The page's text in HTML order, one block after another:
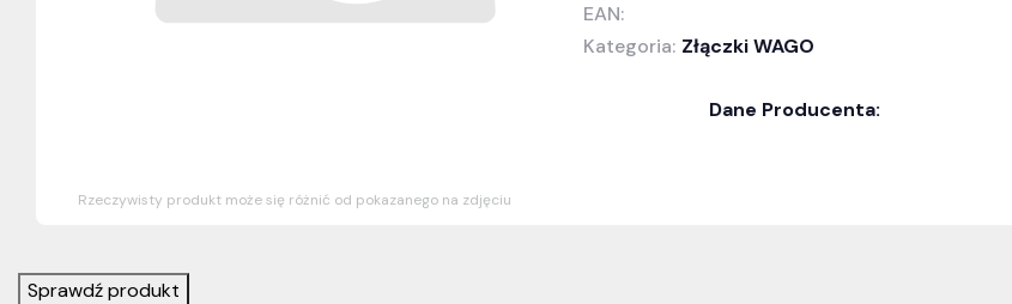
Rzeczywisty produkt może się różnić od pokazanego na zdjęciu
EAN:
Kategoria: Złączki WAGO
Dane Producenta:
Sprawdź produkt